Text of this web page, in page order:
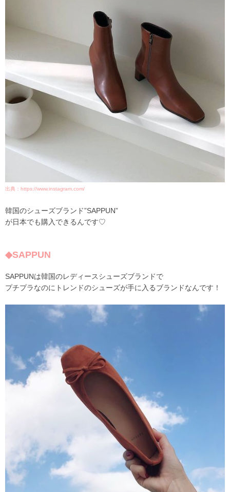
出典：https://www.instagram.com/
韓国のシューズブランド”SAPPUN”
が日本でも購入できるんです♡
◆SAPPUN
SAPPUNは韓国のレディースシューズブランドで
プチプラなのにトレンドのシューズが手に入るブランドなんです！